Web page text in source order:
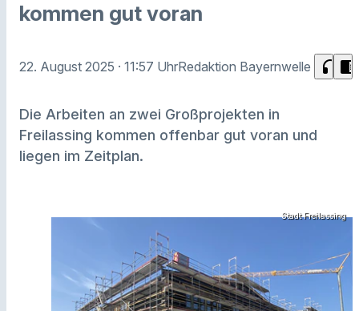
kommen gut voran
22. August 2025 · 11:57 UhrRedaktion Bayernwelle headphones chrome_reader_mode
Die Arbeiten an zwei Großprojekten in
Freilassing kommen offenbar gut voran und
liegen im Zeitplan.
Stadt Freilassing